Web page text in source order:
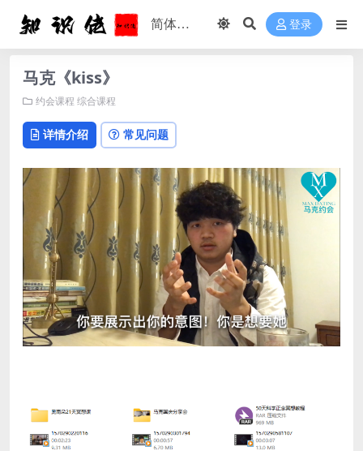
登录
马克《kiss》
约会课程 综合课程
详情介绍 常见问题